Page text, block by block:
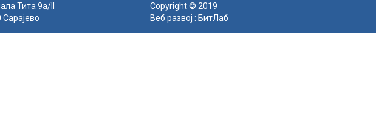
Тита 9а/II
Сарајево
Copyright © 2019
Веб развој : БитЛаб